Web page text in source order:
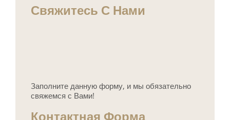
Свяжитесь С Нами
Заполните данную форму, и мы обязательно
свяжемся с Вами!
Контактная Форма